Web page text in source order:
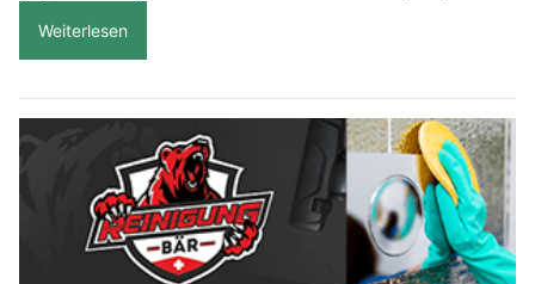
Weiterlesen